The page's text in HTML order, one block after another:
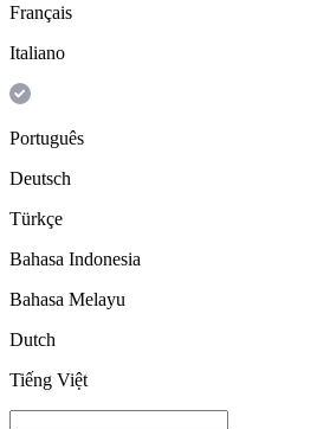
Français
Italiano
Português
Deutsch
Türkçe
Bahasa Indonesia
Bahasa Melayu
Dutch
Tiếng Việt